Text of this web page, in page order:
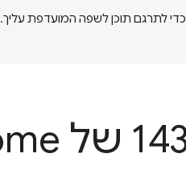
‫Google משתמשת בטכנולוגיית AI כדי לתרגם תוכן לשפה המועדפת עליך.